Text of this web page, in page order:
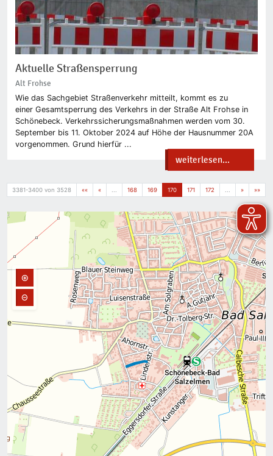
Aktuelle Straßensperrung
Alt Frohse
Wie das Sachgebiet Straßenverkehr mitteilt, kommt es zu
einer Gesamtsperrung des Verkehrs in der Straße Alt Frohse in
Schönebeck. Verkehrssicherungsmaßnahmen werden vom 30.
September bis 11. Oktober 2024 auf Höhe der Hausnummer 20A
vorgenommen. Grund hierfür ...
weiterlesen...
3381-3400 von 3528 «« « 168 169 170 171 172 » »»